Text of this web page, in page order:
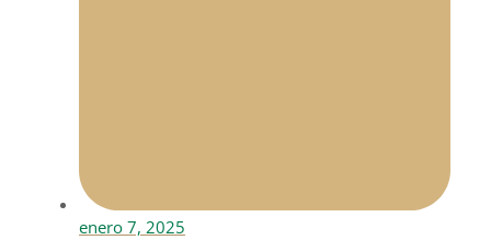
enero 7, 2025